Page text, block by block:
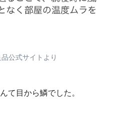
公式サイトより
て目から鱗でした。